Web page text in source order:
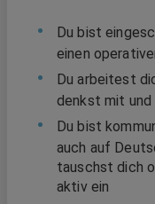
Du bist
einen
Du arbeitest
denkst mit
Du bist
auch auf
tauschst dich
aktiv ein